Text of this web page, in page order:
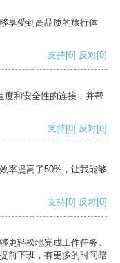
享受到高品质的旅行体
支持[0] 反对[0]
度和安全性的连接，并帮
支持[0] 反对[0]
率提高了50%，让我能够
支持[0] 反对[0]
更轻松地完成工作任务。
前下班，有更多的时间陪